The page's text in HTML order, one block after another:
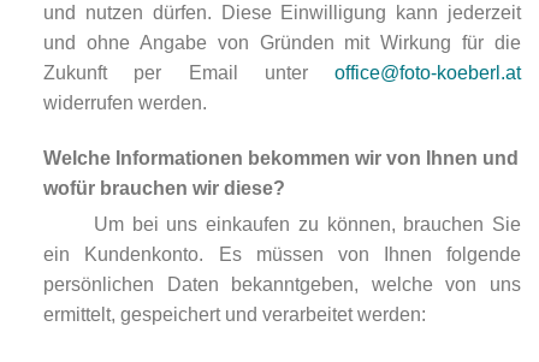
und nutzen dürfen. Diese Einwilligung kann jederzeit
und ohne Angabe von Gründen mit Wirkung für die
Zukunft per Email unter office@foto-koeberl.at
widerrufen werden.
Welche Informationen bekommen wir von Ihnen und
wofür brauchen wir diese?
Um bei uns einkaufen zu können, brauchen Sie
ein Kundenkonto. Es müssen von Ihnen folgende
persönlichen Daten bekanntgeben, welche von uns
ermittelt, gespeichert und verarbeitet werden: